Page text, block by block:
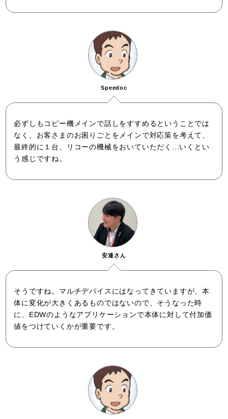
Speedoc
必ずしもコピー機メインで話しをすすめるということでは
なく、お客さまのお困りごとをメインで対応策を考えて、
最終的に１台、リコーの機械をおいていただく...いくとい
う感じですね。
そうですね。マルチデバイスにはなってきていますが、本
体に変化が大きくあるものではないので、そうなった時
に、EDWのようなアプリケーションで本体に対して付加価
値をつけていくかが重要です。
安達さん